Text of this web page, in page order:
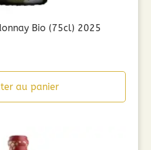
Bio (75cl) 2025
au panier